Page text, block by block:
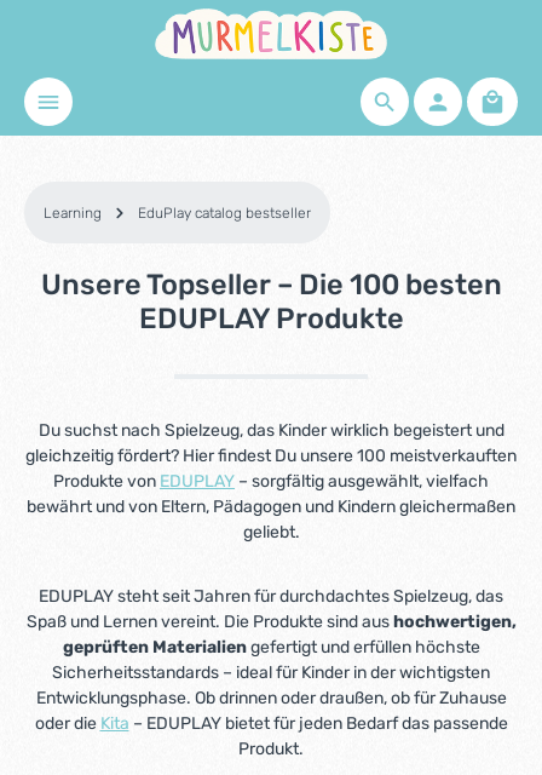
Skip to main content
Learning EduPlay catalog bestseller
Unsere Topseller – Die 100 besten
EDUPLAY Produkte
Du suchst nach Spielzeug, das Kinder wirklich begeistert und
gleichzeitig fördert? Hier findest Du unsere 100 meistverkauften
Produkte von EDUPLAY – sorgfältig ausgewählt, vielfach
bewährt und von Eltern, Pädagogen und Kindern gleichermaßen
geliebt.
EDUPLAY steht seit Jahren für durchdachtes Spielzeug, das
Spaß und Lernen vereint. Die Produkte sind aushochwertigen,
geprüften Materialiengefertigt und erfüllen höchste
Sicherheitsstandards – ideal für Kinder in der wichtigsten
Entwicklungsphase. Ob drinnen oder draußen, ob für Zuhause
oder die Kita – EDUPLAY bietet für jeden Bedarf das passende
Produkt.